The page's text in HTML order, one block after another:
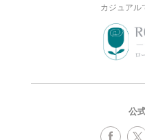
カジュアル
公